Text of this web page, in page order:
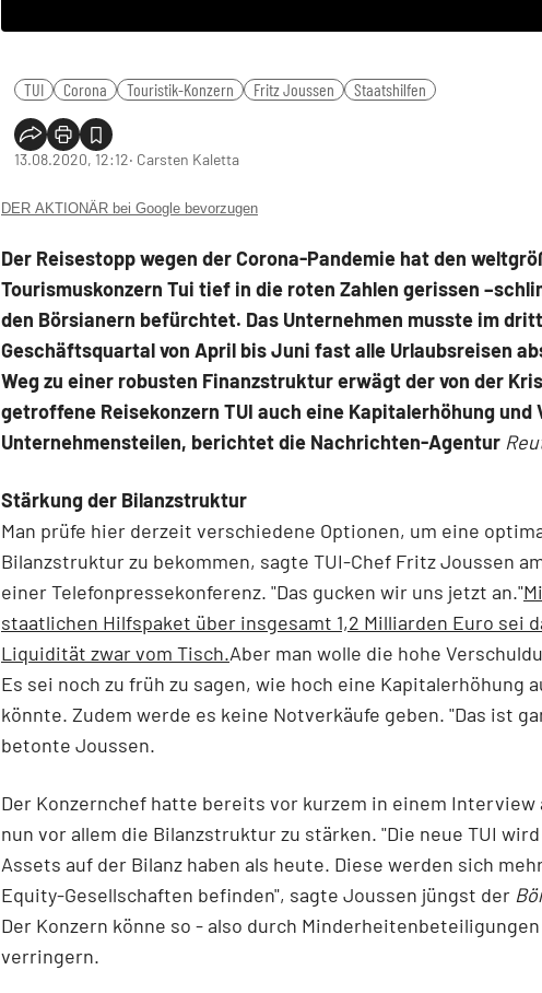
TUI Corona Touristik-Konzern Fritz Joussen Staatshilfen
13.08.2020, 12:12‧ Carsten Kaletta
DER AKTIONÄR bei Google bevorzugen
Der Reisestopp wegen der Corona-Pandemie hat den
Tourismuskonzern Tui tief in die roten Zahlen gerissen
den Börsianern befürchtet. Das Unternehmen musste im
Geschäftsquartal von April bis Juni fast alle Urlaubsreisen
Weg zu einer robusten Finanzstruktur erwägt der von der
getroffene Reisekonzern TUI auch eine Kapitalerhöhung und
Unternehmensteilen, berichtet die Nachrichten-Agentur
Stärkung der Bilanzstruktur
Man prüfe hier derzeit verschiedene Optionen, um eine
Bilanzstruktur zu bekommen, sagte TUI-Chef Fritz Joussen
einer Telefonpressekonferenz. "Das gucken wir uns jetzt an."
staatlichen Hilfspaket über insgesamt 1,2 Milliarden Euro sei
Liquidität zwar vom Tisch.Aber man wolle die hohe
Es sei noch zu früh zu sagen, wie hoch eine Kapitalerhöhung
könnte. Zudem werde es keine Notverkäufe geben. "Das ist
betonte Joussen.
Der Konzernchef hatte bereits vor kurzem in einem Interview
nun vor allem die Bilanzstruktur zu stärken. "Die neue TUI
Assets auf der Bilanz haben als heute. Diese werden sich
Equity-Gesellschaften befinden", sagte Joussen jüngst der
Der Konzern könne so - also durch
verringern.